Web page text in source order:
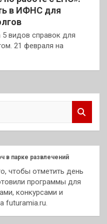
в ИФНС для
5 видов справок для
21 февраля на
в парке развлечений
чтобы отметить день
программы для
конкурсами и
futuramia.ru.